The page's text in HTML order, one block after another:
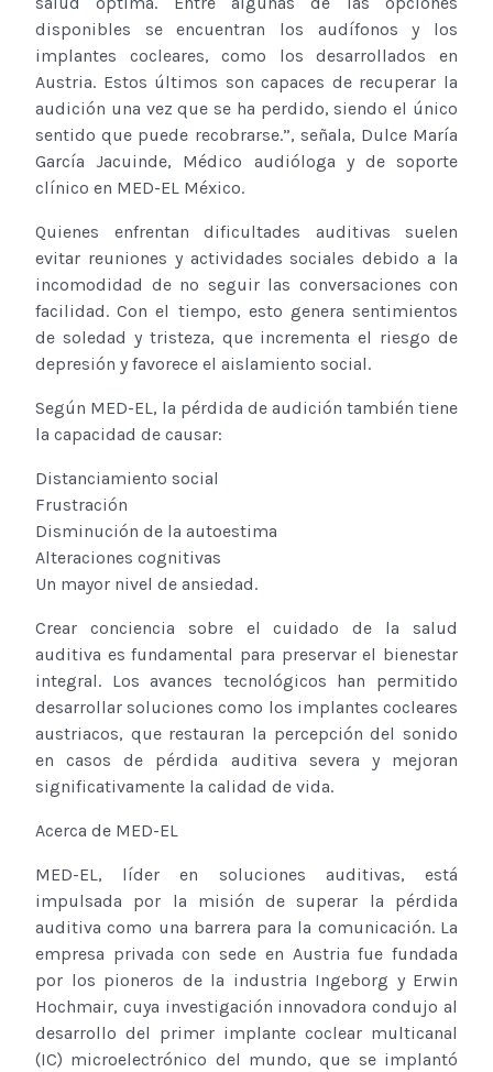
disponibles se encuentran los audífonos y los
implantes cocleares, como los desarrollados en
Austria. Estos últimos son capaces de recuperar la
audición una vez que se ha perdido, siendo el único
sentido que puede recobrarse.”, señala, Dulce María
García Jacuinde, Médico audióloga y de soporte
clínico en MED-EL México.
Quienes enfrentan dificultades auditivas suelen
evitar reuniones y actividades sociales debido a la
incomodidad de no seguir las conversaciones con
facilidad. Con el tiempo, esto genera sentimientos
de soledad y tristeza, que incrementa el riesgo de
depresión y favorece el aislamiento social.
Según MED-EL, la pérdida de audición también tiene
la capacidad de causar:
Distanciamiento social
Frustración
Disminución de la autoestima
Alteraciones cognitivas
Un mayor nivel de ansiedad.
Crear conciencia sobre el cuidado de la salud
auditiva es fundamental para preservar el bienestar
integral. Los avances tecnológicos han permitido
desarrollar soluciones como los implantes cocleares
austriacos, que restauran la percepción del sonido
en casos de pérdida auditiva severa y mejoran
significativamente la calidad de vida.
Acerca de MED-EL
MED-EL, líder en soluciones auditivas, está
impulsada por la misión de superar la pérdida
auditiva como una barrera para la comunicación. La
empresa privada con sede en Austria fue fundada
por los pioneros de la industria Ingeborg y Erwin
Hochmair, cuya investigación innovadora condujo al
desarrollo del primer implante coclear multicanal
(IC) microelectrónico del mundo, que se implantó